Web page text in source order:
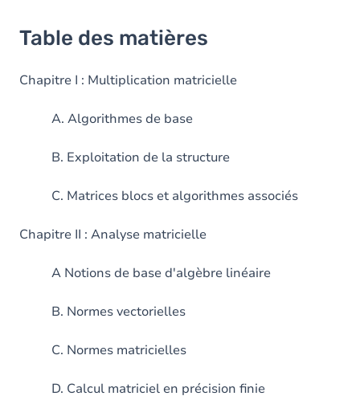
Table des matières
Chapitre I : Multiplication matricielle
A. Algorithmes de base
B. Exploitation de la structure
C. Matrices blocs et algorithmes associés
Chapitre II : Analyse matricielle
A Notions de base d'algèbre linéaire
B. Normes vectorielles
C. Normes matricielles
D. Calcul matriciel en précision finie